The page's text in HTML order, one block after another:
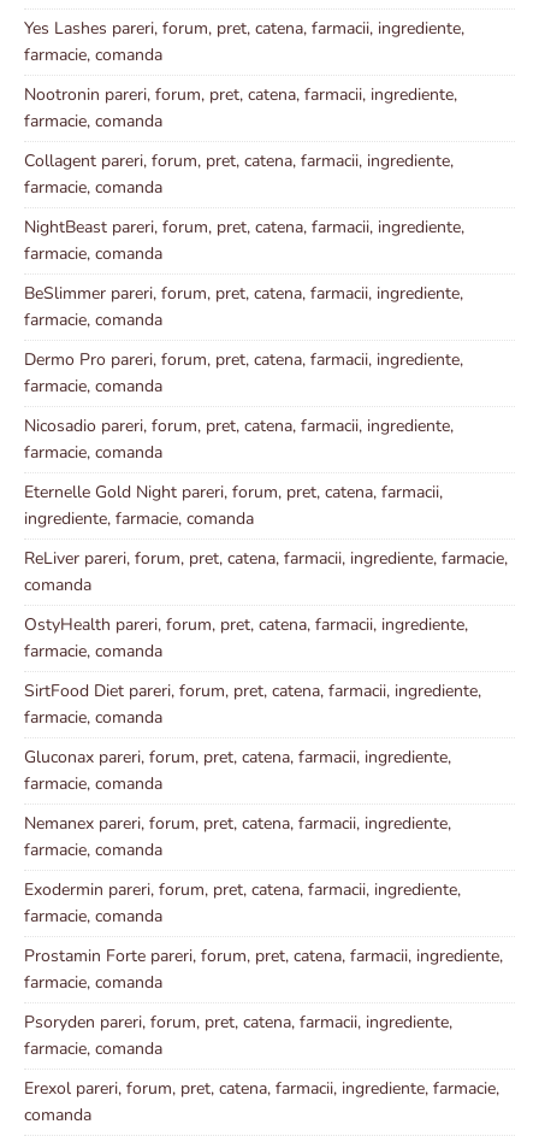
Yes Lashes pareri, forum, pret, catena, farmacii, ingrediente,
farmacie, comanda
Nootronin pareri, forum, pret, catena, farmacii, ingrediente,
farmacie, comanda
Collagent pareri, forum, pret, catena, farmacii, ingrediente,
farmacie, comanda
NightBeast pareri, forum, pret, catena, farmacii, ingrediente,
farmacie, comanda
BeSlimmer pareri, forum, pret, catena, farmacii, ingrediente,
farmacie, comanda
Dermo Pro pareri, forum, pret, catena, farmacii, ingrediente,
farmacie, comanda
Nicosadio pareri, forum, pret, catena, farmacii, ingrediente,
farmacie, comanda
Eternelle Gold Night pareri, forum, pret, catena, farmacii,
ingrediente, farmacie, comanda
ReLiver pareri, forum, pret, catena, farmacii, ingrediente, farmacie,
comanda
OstyHealth pareri, forum, pret, catena, farmacii, ingrediente,
farmacie, comanda
SirtFood Diet pareri, forum, pret, catena, farmacii, ingrediente,
farmacie, comanda
Gluconax pareri, forum, pret, catena, farmacii, ingrediente,
farmacie, comanda
Nemanex pareri, forum, pret, catena, farmacii, ingrediente,
farmacie, comanda
Exodermin pareri, forum, pret, catena, farmacii, ingrediente,
farmacie, comanda
Prostamin Forte pareri, forum, pret, catena, farmacii, ingrediente,
farmacie, comanda
Psoryden pareri, forum, pret, catena, farmacii, ingrediente,
farmacie, comanda
Erexol pareri, forum, pret, catena, farmacii, ingrediente, farmacie,
comanda